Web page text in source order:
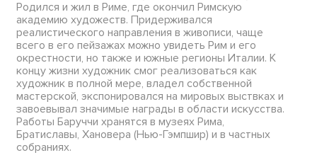
Родился и жил в Риме, где окончил Римскую
академию художеств. Придерживался
реалистического направления в живописи, чаще
всего в его пейзажах можно увидеть Рим и его
окрестности, но также и южные регионы Италии. К
концу жизни художник смог реализоваться как
художник в полной мере, владел собственной
мастерской, экспонировался на мировых выствках и
завоевывал значимые награды в области искусства.
Работы Баруччи хранятся в музеях Рима,
Братиславы, Хановера (Нью-Гэмпшир) и в частных
собраниях.